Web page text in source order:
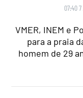
07:40
VMER, INEM e
para a praia
homem de 29